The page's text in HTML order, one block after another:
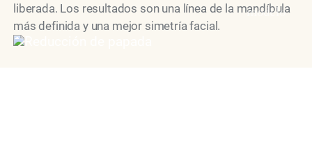
liberada. Los resultados son una línea de la mandíbula
más definida y una mejor simetría facial.
modelo